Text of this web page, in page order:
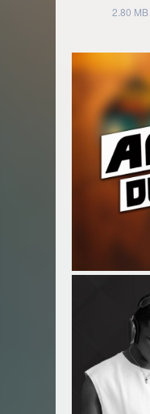
2.80 MB